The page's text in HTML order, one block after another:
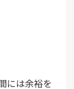
には余裕を